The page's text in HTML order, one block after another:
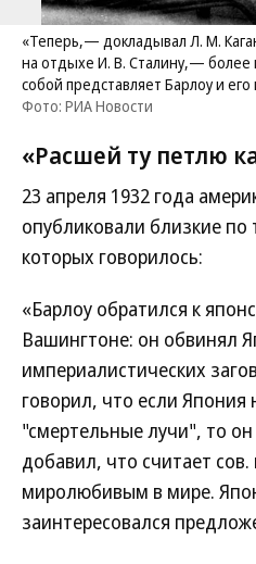
«Теперь,— докладывал Л. М.
на отдыхе И. В. Сталину,— более
собой представляет Барлоу и
Фото: РИА Новости
«Расшей ту петлю
23 апреля 1932 года
опубликовали близкие по
которых говорилось:
«Барлоу обратился к
Вашингтоне: он обвинял
империалистических
говорил, что если Япония
"смертельные лучи", то
добавил, что считает
миролюбивым в мире.
заинтересовался